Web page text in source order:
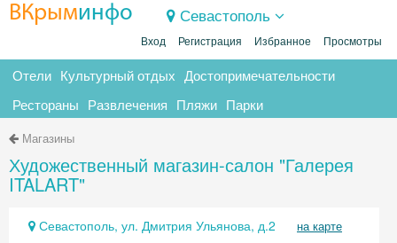
ВКрыминфо Севастополь
Вход Регистрация Избранное Просмотры
Отели Культурный отдых Достопримечательности
Рестораны Развлечения Пляжи Парки
Магазины
Художественный магазин-салон "Галерея
ITALART"
Севастополь, ул. Дмитрия Ульянова, д.2 на карте